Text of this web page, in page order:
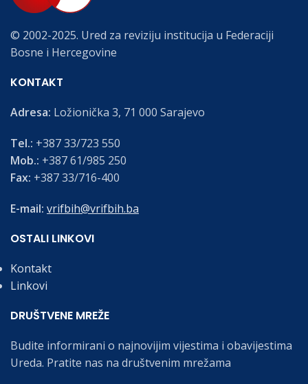
© 2002-2025. Ured za reviziju institucija u Federaciji
Bosne i Hercegovine
KONTAKT
Adresa: Ložionička 3, 71 000 Sarajevo
Tel.: +387 33/723 550
Mob.: +387 61/985 250
Fax: +387 33/716-400
E-mail: vrifbih@vrifbih.ba
OSTALI LINKOVI
Kontakt
Linkovi
DRUŠTVENE MREŽE
Budite informirani o najnovijim vijestima i obavijestima
Ureda. Pratite nas na društvenim mrežama